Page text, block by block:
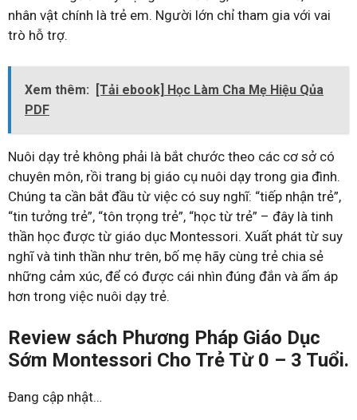
nhân vật chính là trẻ em. Người lớn chỉ tham gia với vai
trò hỗ trợ.
Xem thêm:
[Tải ebook] Học Làm Cha Mẹ Hiệu Qủa
PDF
Nuôi dạy trẻ không phải là bắt chước theo các cơ sở có
chuyên môn, rồi trang bị giáo cụ nuôi dạy trong gia đình.
Chúng ta cần bắt đầu từ việc có suy nghĩ: “tiếp nhận trẻ”,
“tin tưởng trẻ”, “tôn trọng trẻ”, “học từ trẻ” – đây là tinh
thần học được từ giáo dục Montessori. Xuất phát từ suy
nghĩ và tinh thần như trên, bố mẹ hãy cùng trẻ chia sẻ
những cảm xúc, để có được cái nhìn đúng đắn và ấm áp
hơn trong việc nuôi dạy trẻ.
Review sách Phương Pháp Giáo Dục
Sớm Montessori Cho Trẻ Từ 0 – 3 Tuổi.
Đang cập nhật…